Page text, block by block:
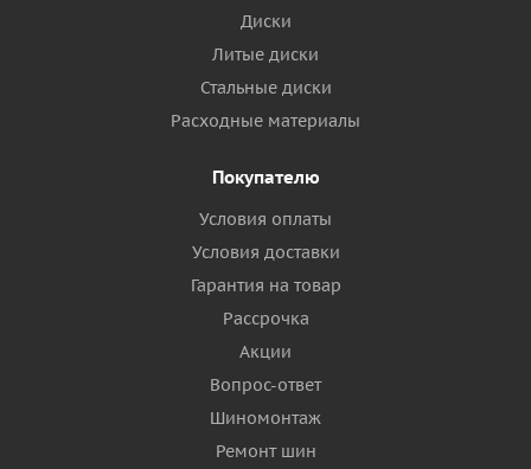
Диски
Литые диски
Стальные диски
Расходные материалы
Покупателю
Условия оплаты
Условия доставки
Гарантия на товар
Рассрочка
Акции
Вопрос-ответ
Шиномонтаж
Ремонт шин